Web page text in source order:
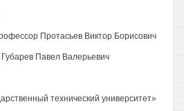
Протасьев Виктор Борисович
Губарев Павел Валерьевич
технический университет»